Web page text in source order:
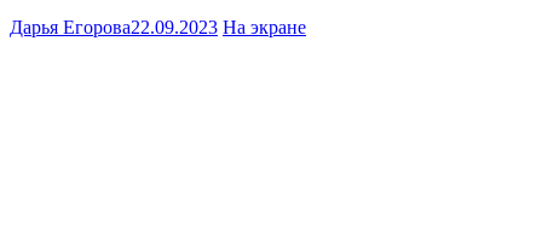
Дарья Егорова22.09.2023 На экране